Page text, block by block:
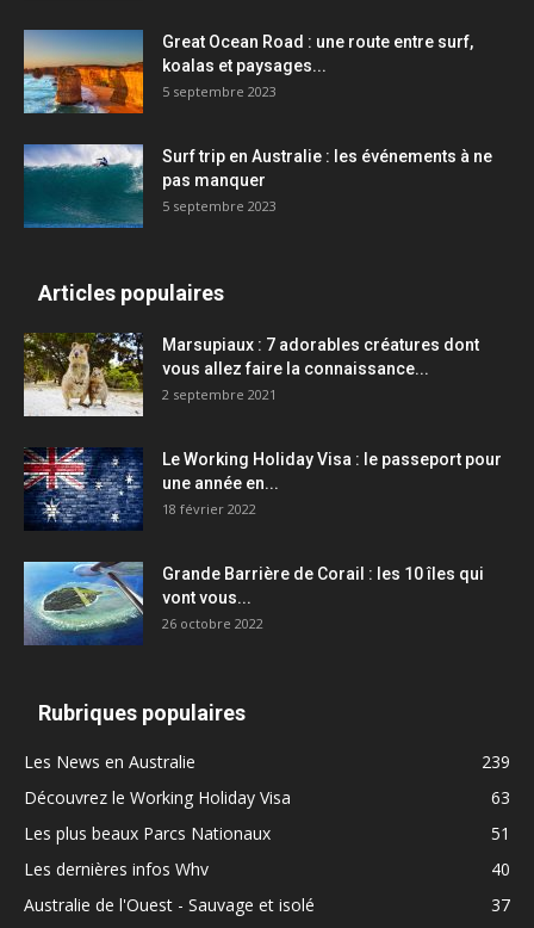
Great Ocean Road : une route entre surf,
koalas et paysages...
5 septembre 2023
Surf trip en Australie : les événements à ne
pas manquer
5 septembre 2023
Articles populaires
Marsupiaux : 7 adorables créatures dont
vous allez faire la connaissance...
2 septembre 2021
Le Working Holiday Visa : le passeport pour
une année en...
18 février 2022
Grande Barrière de Corail : les 10 îles qui
vont vous...
26 octobre 2022
Rubriques populaires
Les News en Australie
239
Découvrez le Working Holiday Visa
63
Les plus beaux Parcs Nationaux
51
Les dernières infos Whv
40
Australie de l'Ouest - Sauvage et isolé
37